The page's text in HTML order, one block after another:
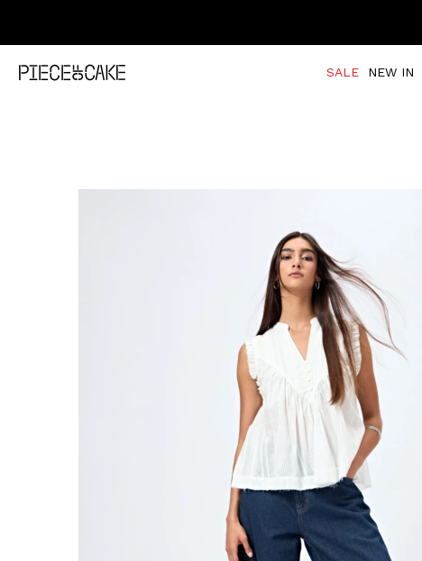
SALE NEW IN